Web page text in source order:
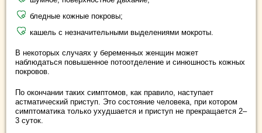
бледные кожные покровы;
кашель с незначительными выделениями мокроты.
В некоторых случаях у беременных женщин может
наблюдаться повышенное потоотделение и синюшность кожных
покровов.
По окончании таких симптомов, как правило, наступает
астматический приступ. Это состояние человека, при котором
симптоматика только ухудшается и приступ не прекращается 2–
3 суток.